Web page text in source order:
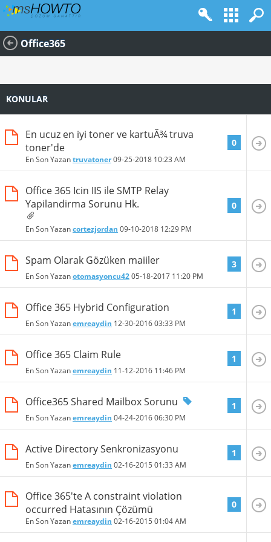
Office365
KONULAR
En ucuz en iyi toner ve kartuÃ¾ truva
toner'de
En Son Yazantruvatoner09-25-2018 10:23 AM
0
Office 365 Icin IIS ile SMTP Relay
Yapilandirma Sorunu Hk.
En Son Yazancortezjordan 09-10-2018 12:29 PM
0
Spam Olarak Gözüken maiiler
En Son Yazanotomasyoncu4205-18-2017 11:20 PM
3
Office 365 Hybrid Configuration
En Son Yazanemreaydin 12-30-201603:33 PM
1
Office 365 Claim Rule
En Son Yazanemreaydin 11-12-2016 11:46 PM
1
Office365 Shared Mailbox Sorunu
En Son Yazanemreaydin 04-24-201606:30 PM
1
Active Directory Senkronizasyonu
En Son Yazanemreaydin 02-16-2015 01:33 AM
1
Office 365'te A constraint violation
occurred Hatasının Çözümü
En Son Yazanemreaydin 02-16-2015 01:04 AM
0